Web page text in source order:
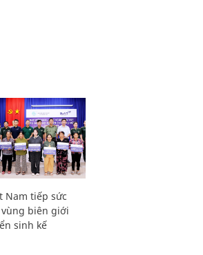
Nam tiếp sức
biên giới
sinh kế